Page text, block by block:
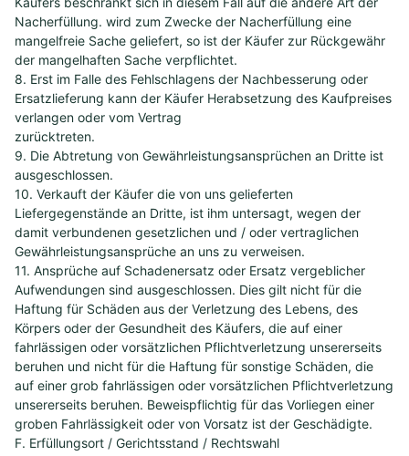
Nacherfüllung. wird zum Zwecke der Nacherfüllung eine
mangelfreie Sache geliefert, so ist der Käufer zur Rückgewähr
der mangelhaften Sache verpflichtet.
8. Erst im Falle des Fehlschlagens der Nachbesserung oder
Ersatzlieferung kann der Käufer Herabsetzung des Kaufpreises
verlangen oder vom Vertrag
zurücktreten.
9. Die Abtretung von Gewährleistungsansprüchen an Dritte ist
ausgeschlossen.
10. Verkauft der Käufer die von uns gelieferten
Liefergegenstände an Dritte, ist ihm untersagt, wegen der
damit verbundenen gesetzlichen und / oder vertraglichen
Gewährleistungsansprüche an uns zu verweisen.
11. Ansprüche auf Schadenersatz oder Ersatz vergeblicher
Aufwendungen sind ausgeschlossen. Dies gilt nicht für die
Haftung für Schäden aus der Verletzung des Lebens, des
Körpers oder der Gesundheit des Käufers, die auf einer
fahrlässigen oder vorsätzlichen Pflichtverletzung unsererseits
beruhen und nicht für die Haftung für sonstige Schäden, die
auf einer grob fahrlässigen oder vorsätzlichen Pflichtverletzung
unsererseits beruhen. Beweispflichtig für das Vorliegen einer
groben Fahrlässigkeit oder von Vorsatz ist der Geschädigte.
F. Erfüllungsort / Gerichtsstand / Rechtswahl